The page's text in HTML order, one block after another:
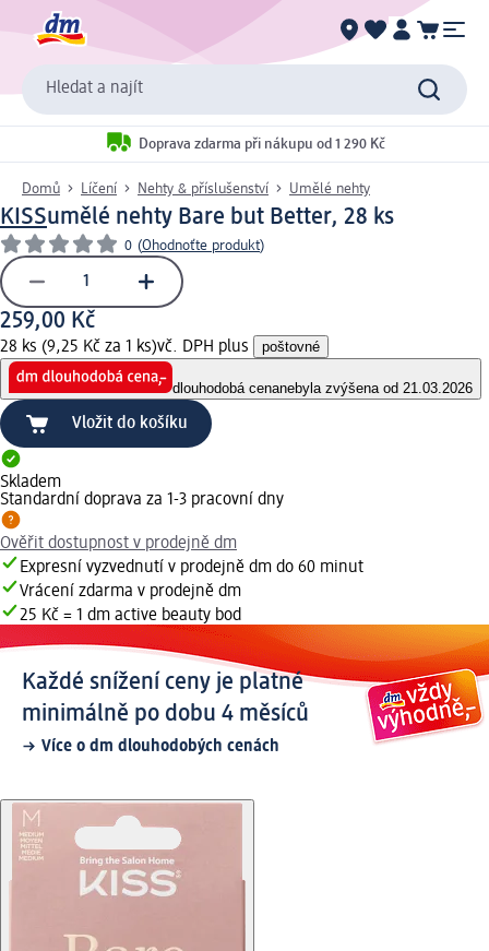
Hledat a najít
Doprava zdarma při nákupu od 1 290 Kč
Domů Líčení Nehty & příslušenství Umělé nehty
KISSumělé nehty Bare but Better, 28 ks
0 (Ohodnoťte produkt)
259,00 Kč
28 ks (9,25 Kč za 1 ks)vč. DPH plus poštovné
dlouhodobá cenanebyla zvýšena od 21.03.2026
Vložit do košíku
Skladem
Standardní doprava za 1-3 pracovní dny
Ověřit dostupnost v prodejně dm
Expresní vyzvednutí v prodejně dm do 60 minut
Vrácení zdarma v prodejně dm
25 Kč = 1 dm active beauty bod
Každé snížení ceny je platné
minimálně po dobu 4 měsíců
Více o dm dlouhodobých cenách